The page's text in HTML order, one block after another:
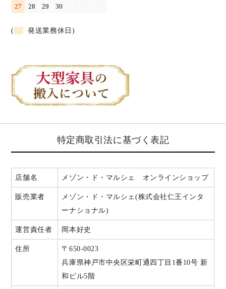
27
28 29 30
( 発送業務休日)
特定商取引法に基づく表記
店舗名 メゾン・ド・マルシェ オンラインショップ
販売業者
メゾン・ド・マルシェ(株式会社仁王インタ
ーナショナル)
運営責任者 岡本好史
住所
〒650-0023
兵庫県神戸市中央区栄町通四丁目1番10号 新
和ビル5階